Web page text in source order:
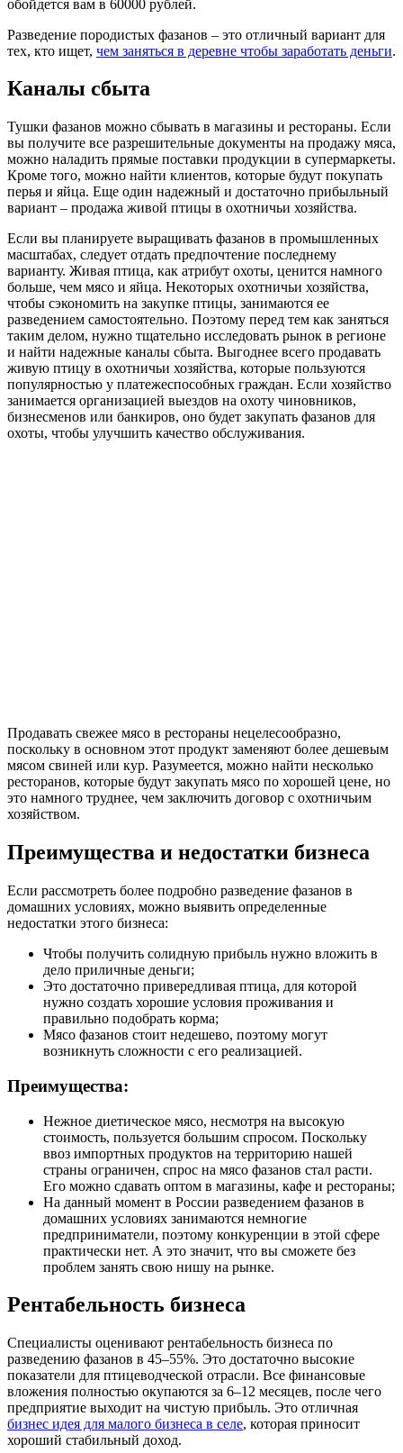
обойдется вам в 60000 рублей.
Разведение породистых фазанов – это отличный вариант для
тех, кто ищет, чем заняться в деревне чтобы заработать деньги.
Каналы сбыта
Тушки фазанов можно сбывать в магазины и рестораны. Если
вы получите все разрешительные документы на продажу мяса,
можно наладить прямые поставки продукции в супермаркеты.
Кроме того, можно найти клиентов, которые будут покупать
перья и яйца. Еще один надежный и достаточно прибыльный
вариант – продажа живой птицы в охотничьи хозяйства.
Если вы планируете выращивать фазанов в промышленных
масштабах, следует отдать предпочтение последнему
варианту. Живая птица, как атрибут охоты, ценится намного
больше, чем мясо и яйца. Некоторых охотничьи хозяйства,
чтобы сэкономить на закупке птицы, занимаются ее
разведением самостоятельно. Поэтому перед тем как заняться
таким делом, нужно тщательно исследовать рынок в регионе
и найти надежные каналы сбыта. Выгоднее всего продавать
живую птицу в охотничьи хозяйства, которые пользуются
популярностью у платежеспособных граждан. Если хозяйство
занимается организацией выездов на охоту чиновников,
бизнесменов или банкиров, оно будет закупать фазанов для
охоты, чтобы улучшить качество обслуживания.
Продавать свежее мясо в рестораны нецелесообразно,
поскольку в основном этот продукт заменяют более дешевым
мясом свиней или кур. Разумеется, можно найти несколько
ресторанов, которые будут закупать мясо по хорошей цене, но
это намного труднее, чем заключить договор с охотничьим
хозяйством.
Преимущества и недостатки бизнеса
Если рассмотреть более подробно разведение фазанов в
домашних условиях, можно выявить определенные
недостатки этого бизнеса:
Чтобы получить солидную прибыль нужно вложить в
дело приличные деньги;
Это достаточно привередливая птица, для которой
нужно создать хорошие условия проживания и
правильно подобрать корма;
Мясо фазанов стоит недешево, поэтому могут
возникнуть сложности с его реализацией.
Преимущества:
Нежное диетическое мясо, несмотря на высокую
стоимость, пользуется большим спросом. Поскольку
ввоз импортных продуктов на территорию нашей
страны ограничен, спрос на мясо фазанов стал расти.
Его можно сдавать оптом в магазины, кафе и рестораны;
На данный момент в России разведением фазанов в
домашних условиях занимаются немногие
предприниматели, поэтому конкуренции в этой сфере
практически нет. А это значит, что вы сможете без
проблем занять свою нишу на рынке.
Рентабельность бизнеса
Специалисты оценивают рентабельность бизнеса по
разведению фазанов в 45–55%. Это достаточно высокие
показатели для птицеводческой отрасли. Все финансовые
вложения полностью окупаются за 6–12 месяцев, после чего
предприятие выходит на чистую прибыль. Это отличная
бизнес идея для малого бизнеса в селе, которая приносит
хороший стабильный доход.